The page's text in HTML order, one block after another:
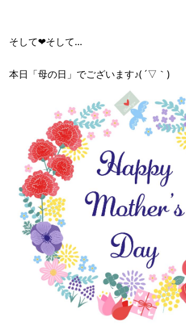
そして❤︎そして…
本日「母の日」でございます♪( ´▽｀)